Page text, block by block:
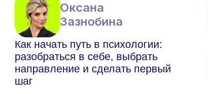
Оксана
Зазнобина
Как начать путь в психологии:
разобраться в себе, выбрать
направление и сделать первый
шаг